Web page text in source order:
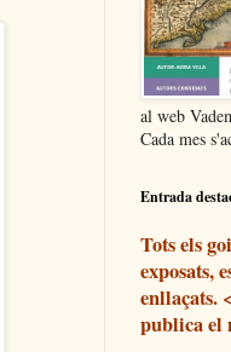
al web
Cada mes
Entrada
Tots els
exposats,
enllaçats.
publica el